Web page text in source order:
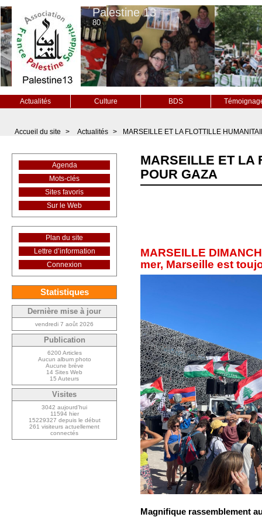
Palestine 13
80
Actualités Culture BDS
Accueil du site > Actualités > MARSEILLE ET LA FLOTTILLE
MARSEILLE ET LA
POUR GAZA
MARSEILLE
mer, Marseille est
Magnifique rassemblement
Agenda
Mots-clés
Sites favoris
Sur le Web
Plan du site
Lettre d’information
Connexion
Statistiques
Dernière mise à jour
vendredi 7 août 2026
Publication
6200 Articles
Aucun album photo
Aucune brève
14 Sites Web
15 Auteurs
Visites
3042 aujourd’hui
11594 hier
15229327 depuis le début
261 visiteurs actuellement
connectés